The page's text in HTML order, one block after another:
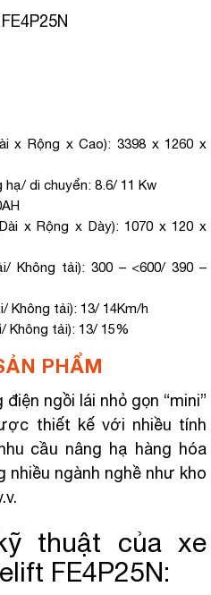
x Rộng x Cao): 3398 x 1260 x
di chuyển: 8.6/ 11 Kw
x Rộng x Dày): 1070 x 120 x
Không tải): 300 – <600/ 390 –
Không tải): 13/ 14Km/h
Không tải): 13/ 15%
PHẨM
điện ngồi lái nhỏ gọn “mini”
thiết kế với nhiều tính
cầu nâng hạ hàng hóa
nhiều ngành nghề như kho
thuật của xe
FE4P25N: